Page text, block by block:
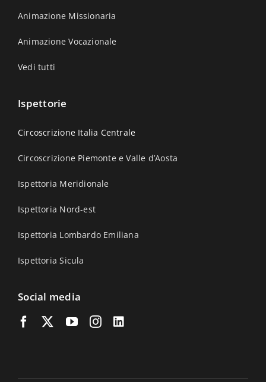
Animazione Missionaria
Animazione Vocazionale
Vedi tutti
Ispettorie
Circoscrizione Italia Centrale
Circoscrizione Piemonte e Valle d’Aosta
Ispettoria Meridionale
Ispettoria Nord-est
Ispettoria Lombardo Emiliana
Ispettoria Sicula
Social media